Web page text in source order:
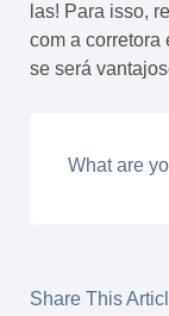
las! Para isso,
com a corretora
se será
What are
Share This